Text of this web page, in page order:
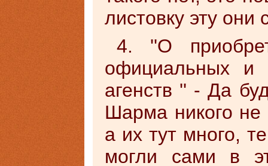
листовку эту
4. ''О
официальных и
агенств '' - Да
Шарма никого не
а их тут много,
могли сами в